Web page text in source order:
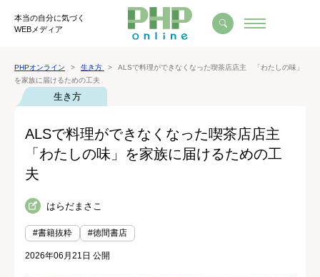
本当の自分に気づく
WEBメディア
PHPオンライン 生き方
ALSで料理ができなくなった喫茶店店主 「わたしの味」
を家族に届けるための工夫
生き方
ALSで料理ができなくなった喫茶店店主
「わたしの味」を家族に届けるための工
夫
はらだまさこ
#書籍抜粋 #徳間書店
2026年06月21日 公開